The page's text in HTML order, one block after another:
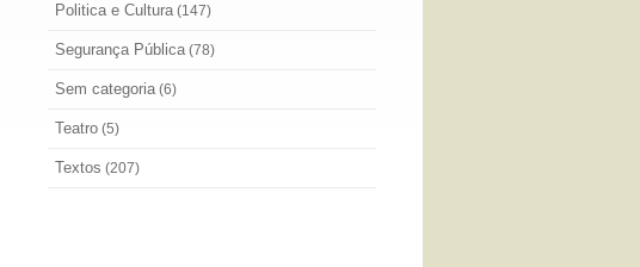
Politica e Cultura(147)
Segurança Pública(78)
Sem categoria(6)
Teatro (5)
Textos (207)